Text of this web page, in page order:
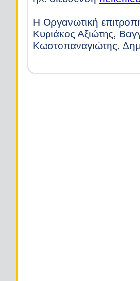
Η Οργανωτική
Κυριάκος Αξιώτης,
Κωστοπαναγιώτης,